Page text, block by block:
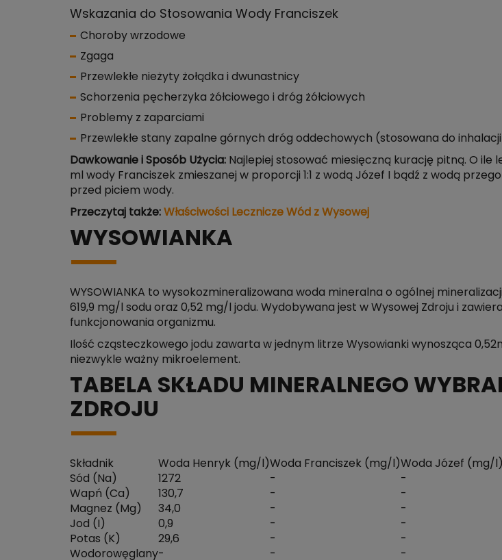
Wskazania do Stosowania Wody Franciszek
Choroby wrzodowe
Zgaga
Przewlekłe nieżyty żołądka i dwunastnicy
Schorzenia pęcherzyka żółciowego i dróg żółciowych
Problemy z zaparciami
Przewlekłe stany zapalne górnych dróg oddechowych (stosowana do
Dawkowanie i Sposób Użycia: Najlepiej stosować miesięczną kurację pitną. O ile
ml wody Franciszek zmieszanej w proporcji 1:1 z wodą Józef I bądź z wodą
przed piciem wody.
Przeczytaj także: Właściwości Lecznicze Wód z Wysowej
WYSOWIANKA
WYSOWIANKA to wysokozmineralizowana woda mineralna o ogólnej
619,9 mg/l sodu oraz 0,52 mg/l jodu. Wydobywana jest w Wysowej Zdroju i
funkcjonowania organizmu.
Ilość cząsteczkowego jodu zawarta w jednym litrze Wysowianki wynosząca
niezwykle ważny mikroelement.
TABELA SKŁADU MINERALNEGO
ZDROJU
Składnik Woda Henryk (mg/l)Woda Franciszek (mg/l)Woda Józef (mg/l)
Sód (Na)
1272 - -
Wapń (Ca)
130,7 - -
Magnez (Mg)
34,0 - -
Jod (I)
0,9 - -
Potas (K)
29,6 - -
Wodorowęglany- - -